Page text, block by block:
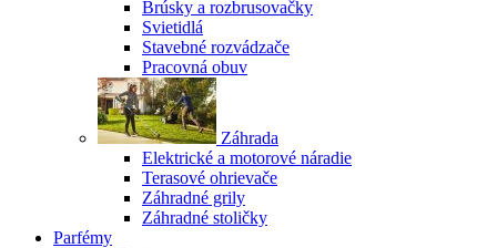
Brúsky a rozbrusovačky
Svietidlá
Stavebné rozvádzače
Pracovná obuv
Záhrada
Elektrické a motorové náradie
Terasové ohrievače
Záhradné grily
Záhradné stoličky
Parfémy